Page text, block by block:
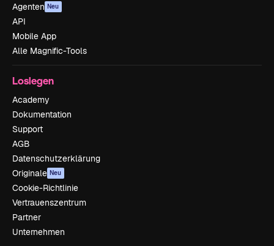
Agenten Neu
API
Mobile App
Alle Magnific-Tools
Loslegen
Academy
Dokumentation
Support
AGB
Datenschutzerklärung
Originale Neu
Cookie-Richtlinie
Vertrauenszentrum
Partner
Unternehmen